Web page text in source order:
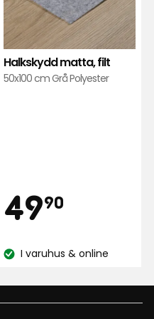
Halkskydd matta, filt
50x100 cm Grå Polyester
Pris
4990
kr
Lagersaldo:
I varuhus & online